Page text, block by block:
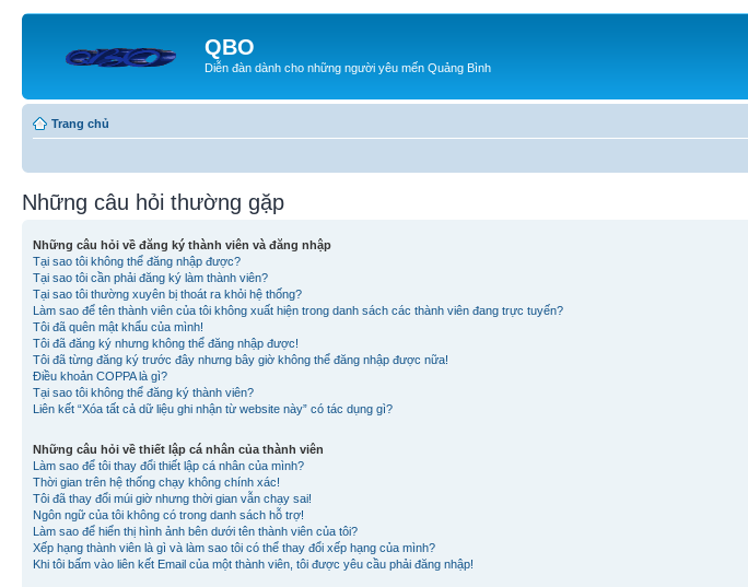
QBO
Diễn đàn dành cho những người yêu mến Quảng Bình
Trang chủ
Những câu hỏi thường gặp
Những câu hỏi về đăng ký thành viên và đăng nhập
Tại sao tôi không thể đăng nhập được?
Tại sao tôi cần phải đăng ký làm thành viên?
Tại sao tôi thường xuyên bị thoát ra khỏi hệ thống?
Làm sao để tên thành viên của tôi không xuất hiện trong danh sách các thành viên đang trực tuyến?
Tôi đã quên mật khẩu của mình!
Tôi đã đăng ký nhưng không thể đăng nhập được!
Tôi đã từng đăng ký trước đây nhưng bây giờ không thể đăng nhập được nữa!
Điều khoản COPPA là gì?
Tại sao tôi không thể đăng ký thành viên?
Liên kết “Xóa tất cả dữ liệu ghi nhận từ website này” có tác dụng gì?
Những câu hỏi về thiết lập cá nhân của thành viên
Làm sao để tôi thay đổi thiết lập cá nhân của mình?
Thời gian trên hệ thống chạy không chính xác!
Tôi đã thay đổi múi giờ nhưng thời gian vẫn chạy sai!
Ngôn ngữ của tôi không có trong danh sách hỗ trợ!
Làm sao để hiển thị hình ảnh bên dưới tên thành viên của tôi?
Xếp hạng thành viên là gì và làm sao tôi có thể thay đổi xếp hạng của mình?
Khi tôi bấm vào liên kết Email của một thành viên, tôi được yêu cầu phải đăng nhập!